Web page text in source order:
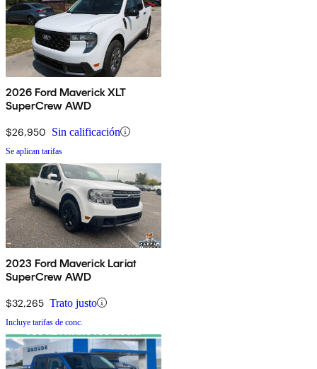
2026 Ford Maverick XLT
SuperCrew AWD
$26,950 Sin calificación
Se aplican tarifas
2023 Ford Maverick Lariat
SuperCrew AWD
$32,265 Trato justo
Incluye tarifas de conc.